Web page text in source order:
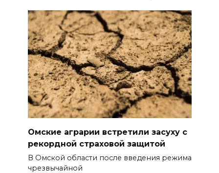
Омские аграрии встретили засуху с
рекордной страховой защитой
В Омской области после введения режима
чрезвычайной